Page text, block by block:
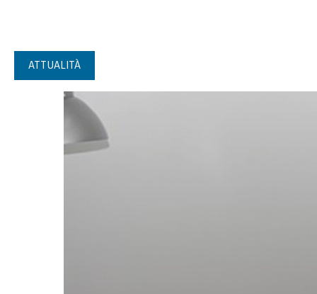
ATTUALITÀ